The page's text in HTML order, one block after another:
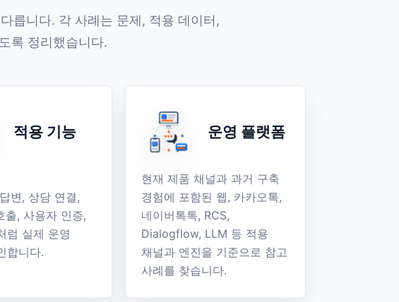
릅니다. 각 사례는 문제, 적용 데이터,
록 정리했습니다.
적용 기능
변, 상담 연결,
출, 사용자 인증,
럼 실제 운영
합니다.
운영 플랫폼
현재 제품 채널과 과거 구축
경험에 포함된 웹, 카카오톡,
네이버톡톡, RCS,
Dialogflow, LLM 등 적용
채널과 엔진을 기준으로 참고
사례를 찾습니다.